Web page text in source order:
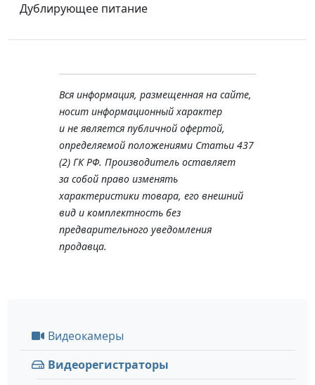
Дублирующее питание
Вся информация, размещенная на сайте,
носит информационный характер
и не является публичной офертой,
определяемой положениями Статьи 437
(2) ГК РФ. Производитель оставляет
за собой право изменять
характеристики товара, его внешний
вид и комплектность без
предварительного уведомления
продавца.
Видеокамеры
Видеорегистраторы